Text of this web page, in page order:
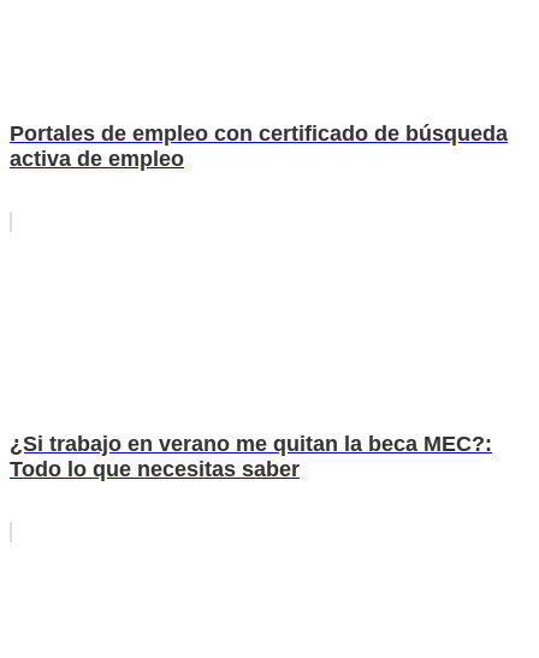
Portales de empleo con certificado de búsqueda
activa de empleo
¿Si trabajo en verano me quitan la beca MEC?:
Todo lo que necesitas saber